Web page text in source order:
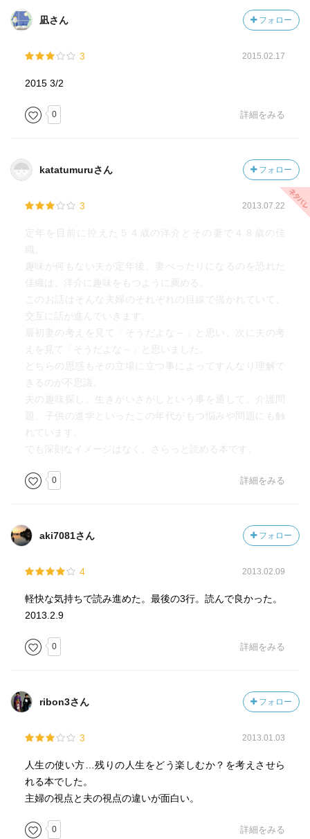
凪さん フォロー
3 2015.02.17
2015 3/2
0 詳細をみる
katatumuruさん フォロー
3 2013.07.22
定年を目前に控えた５４歳の洋介とその妻で４８歳の佳
趣味が何もない夫が定年後、妻べったりになるのを恐れた
佳織は、洋介に趣味をもつように薦める。
このお話はそんな夫婦のそれぞれの目線で描かれていて、
交互に話が進んでいきます。
最初妻の考えを見て「そうだよな～」と思い、次に夫の考
えを見て「そうだよな～」と思いました。
どちらの思惑もその立場に立つ事によってすんなり理解で
きるのが不思議。
夫の趣味探し、生きがいさがしという事を通して、介護問
題、子供の進学といったこの年代がもつ悩みや問題にも触
れています。
でも深刻なイメージはなく、さらっと読める本です。
0 詳細をみる
aki7081さん フォロー
4 2013.02.09
軽快な気持ちで読み進めた。最後の3行。読んで良かった。
2013.2.9
0 詳細をみる
ribon3さん フォロー
3 2013.01.03
人生の使い方…残りの人生をどう楽しむか？を考えさせら
れる本でした。
主婦の視点と夫の視点の違いが面白い。
0 詳細をみる